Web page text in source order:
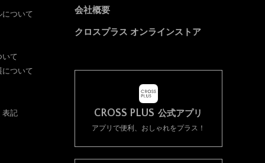
について
いて
について
表記
会社概要
クロスプラス オンラインストア
CROSS PLUS 公式アプリ
アプリで便利、おしゃれをプラス！